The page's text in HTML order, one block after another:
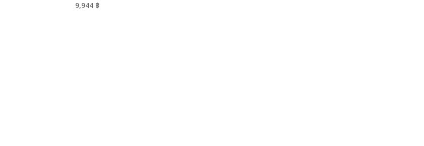
9,944 ฿